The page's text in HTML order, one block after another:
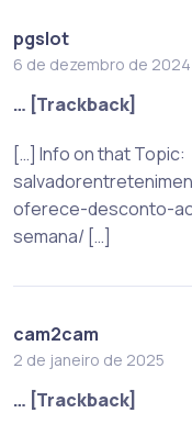
pgslot
6 de dezembro de 2024
… [Trackback]
[…] Info on that Topic:
oferece-desconto-
semana/ […]
cam2cam
2 de janeiro de 2025
… [Trackback]